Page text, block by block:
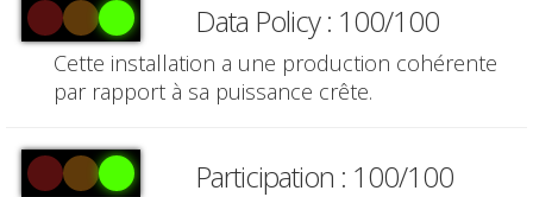
Data Policy : 100/100
Cette installation a une production cohérente
par rapport à sa puissance crête.
Participation : 100/100